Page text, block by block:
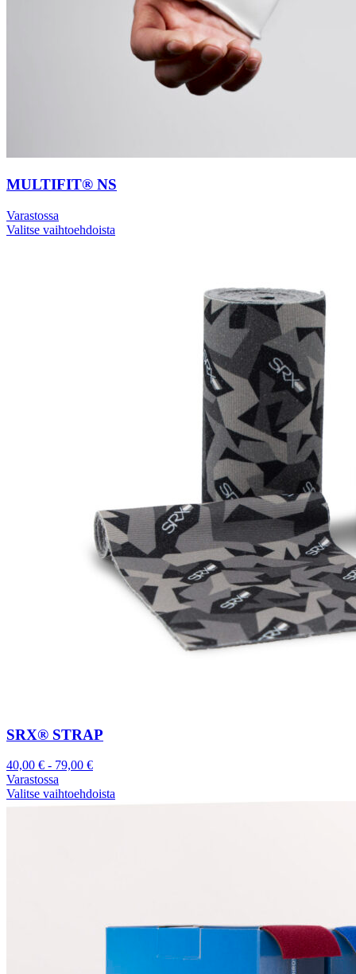
MULTIFIT® NS
Varastossa
Valitse vaihtoehdoista
SRX® STRAP
40,00 € - 79,00 €
Varastossa
Valitse vaihtoehdoista